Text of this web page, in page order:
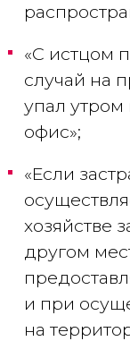
«С истцом
случай на
упал
офис»;
«Если
хозяйстве
другом
и при
на